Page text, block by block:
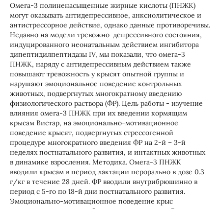
Омега-3 полиненасыщенные жирные кислоты (ПНЖК)
могут оказывать антидепрессивное, анксиолитическое и
антистрессорное действие, однако данные противоречивы.
Недавно на модели тревожно-депрессивного состояния,
индуцированного неонатальным действием ингибитора
дипептидилпептидазы IV, мы показали, что омега-3
ПНЖК, наряду с антидепрессивным действием также
повышают тревожность у крысят опытной группы и
нарушают эмоциональное поведение контрольных
животных, подвергнутых многократному введению
физиологического раствора (ФР). Цель работы - изучение
влияния омега-3 ПНЖК при их введении кормящим
крысам Вистар, на эмоционально-мотивационное
поведение крысят, подвергнутых стрессогенной
процедуре многократного введения ФР на 2-й – 3-й
неделях постнатального развития, и интактных животных
в динамике взросления. Методика. Омега-3 ПНЖК
вводили крысам в период лактации перорально в дозе 0.3
г/кг в течение 28 дней. ФР вводили внутрибрюшинно в
период с 5-го по 18-й дни постнатального развития.
Эмоционально-мотивационное поведение крыс